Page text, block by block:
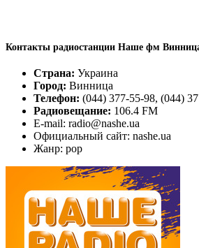
Контакты радиостанции Наше фм
Страна: Украина
Город: Винница
Телефон: (044) 377-55-98, (044)
Радиовещание: 106.4 FM
E-mail: radio@nashe.ua
Официальный сайт: nashe.ua
Жанр: pop